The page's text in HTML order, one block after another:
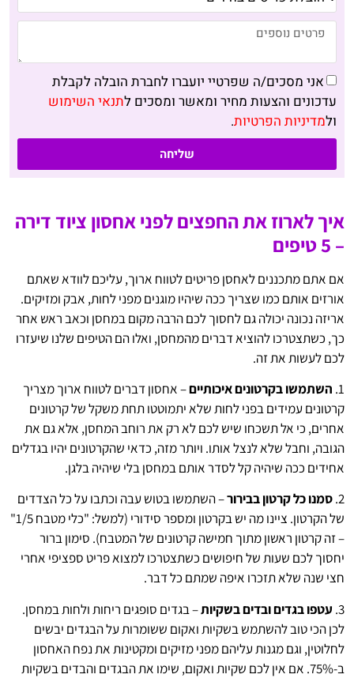
אני מסכים/ה שפרטיי יועברו לחברת הובלה לקבלת
עדכונים והצעות מחיר ומאשר ומסכים לתנאי השימוש
ולמדיניות הפרטיות.
שליחה
איך לארוז את החפצים לפני אחסון ציוד דירה
– 5 טיפים
אם אתם מתכננים לאחסן פריטים לטווח ארוך, עליכם לוודא שאתם
אורזים אותם כמו שצריך ככה שיהיו מוגנים מפני לחות, אבק ומזיקים.
אריזה נכונה יכולה גם לחסוך לכם הרבה מקום במחסן וכאב ראש אחר
כך, כשתצטרכו להוציא דברים מהמחסן, ואלו הם הטיפים שלנו שיעזרו
לכם לעשות את זה.
1. השתמשו בקרטונים איכותיים– אחסון דברים לטווח ארוך מצריך
קרטונים עמידים בפני לחות שלא יתמוטטו תחת משקל של קרטונים
אחרים, כי אל תשכחו שיש לכם לא רק את רוחב המחסן, אלא גם את
הגובה, וחבל שלא לנצל אותו. ויותר מזה, כדאי שהקרטונים יהיו בגדלים
אחידים ככה שיהיה קל לסדר אותם במחסן בלי שיהיה בלגן.
2. סמנו כל קרטון בבירור– השתמשו בטוש עבה וכתבו על כל הצדדים
של הקרטון. ציינו מה יש בקרטון ומספר סידורי (למשל: "כלי מטבח 1/5"
– זה קרטון ראשון מתוך חמישה קרטונים של המטבח). סימון ברור
יחסוך לכם שעות של חיפושים כשתצטרכו למצוא פריט ספציפי אחרי
חצי שנה שלא תזכרו איפה שמתם כל דבר.
3. עטפו בגדים ובדים בשקיות– בגדים סופגים ריחות ולחות במחסן.
לכן הכי טוב להשתמש בשקיות ואקום ששומרות על הבגדים יבשים
לחלוטין, וגם מגנות עליהם מפני מזיקים ומקטינות את נפח האחסון
ב-75%. אם אין לכם שקיות ואקום, שימו את הבגדים והבדים בשקיות